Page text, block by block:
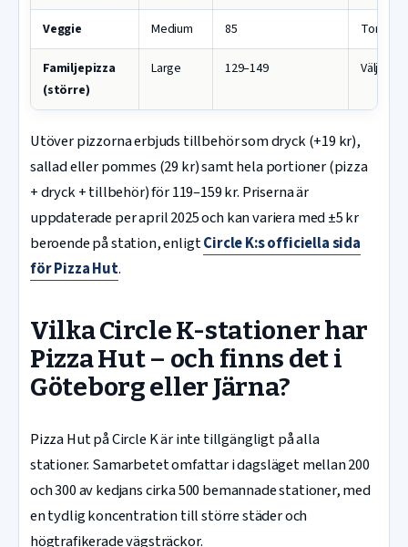
Veggie Medium 85
Familjepizza
(större)
Large 129–149 Välj 2
Utöver pizzorna erbjuds tillbehör som dryck (+19 kr),
sallad eller pommes (29 kr) samt hela portioner (pizza
+ dryck + tillbehör) för 119–159 kr. Priserna är
uppdaterade per april 2025 och kan variera med ±5 kr
beroende på station, enligtCircle K:s officiella sida
för Pizza Hut.
Vilka Circle K-stationer har
Pizza Hut – och finns det i
Göteborg eller Järna?
Pizza Hut på Circle K är inte tillgängligt på alla
stationer. Samarbetet omfattar i dagsläget mellan 200
och 300 av kedjans cirka 500 bemannade stationer, med
en tydlig koncentration till större städer och
högtrafikerade vägsträckor.